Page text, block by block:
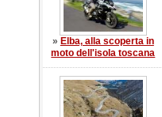
» Elba, alla scoperta in
moto dell'isola toscana